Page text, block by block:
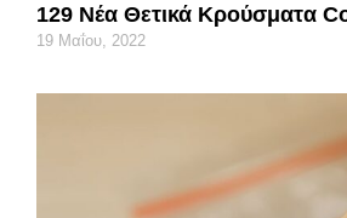
129 Νέα Θετικά Κρούσματα
19 Μαΐου, 2022